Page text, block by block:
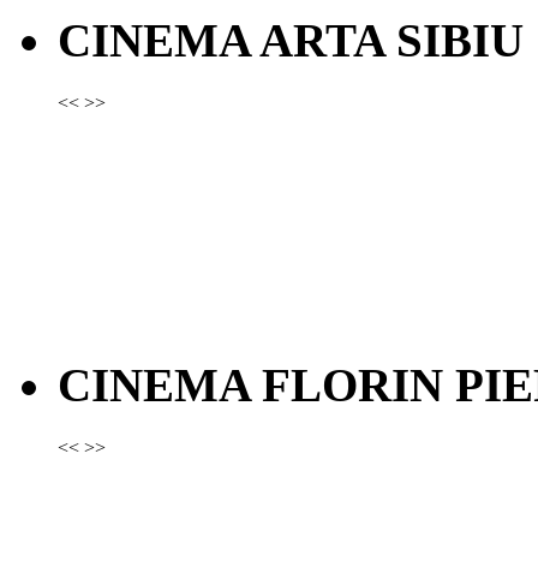
CINEMA ARTA SIBIU
<< >>
CINEMA FLORIN
<< >>